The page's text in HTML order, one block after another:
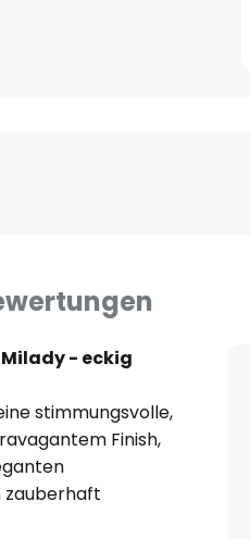
- eckig
stimmungsvolle,
Finish,
zauberhaft